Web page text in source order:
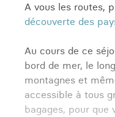
A vous les routes,
découverte des
Au cours de ce
bord de mer, le
montagnes et
accessible à tous
bagages, pour que